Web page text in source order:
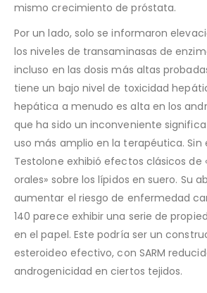
mismo crecimiento de próstata.
Por un lado, solo se informaron
los niveles de transaminasas de
incluso en las dosis más altas
tiene un bajo nivel de toxicidad
hepática a menudo es alta en los
que ha sido un inconveniente
uso más amplio en la terapéutica. Sin
Testolone exhibió efectos clásicos de
orales» sobre los lípidos en suero. Su
aumentar el riesgo de enfermedad
140 parece exhibir una serie de
en el papel. Este podría ser un
esteroideo efectivo, con SARM
androgenicidad en ciertos tejidos.